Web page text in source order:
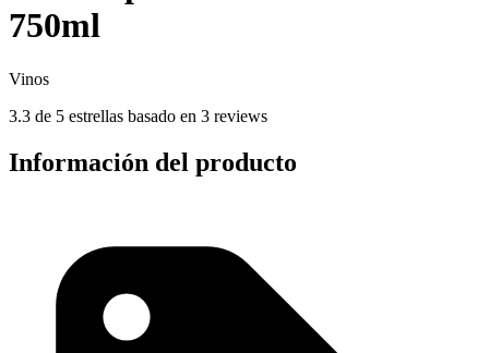
750ml
Vinos
3.3 de 5 estrellas basado en 3 reviews
Información del producto